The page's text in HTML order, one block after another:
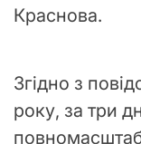
Краснова.
Згідно з
року, за три